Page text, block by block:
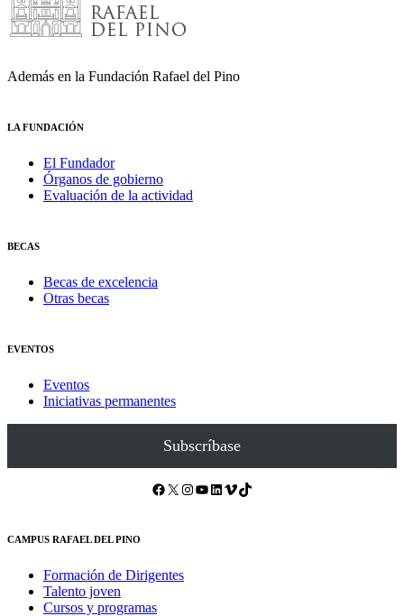
Además en la Fundación Rafael del Pino
LA FUNDACIÓN
El Fundador
Órganos de gobierno
Evaluación de la actividad
BECAS
Becas de excelencia
Otras becas
EVENTOS
Eventos
Iniciativas permanentes
Subscríbase
Facebook X Instagram YouTube LinkedIn Vimeo TikTok
CAMPUS RAFAEL DEL PINO
Formación de Dirigentes
Talento joven
Cursos y programas